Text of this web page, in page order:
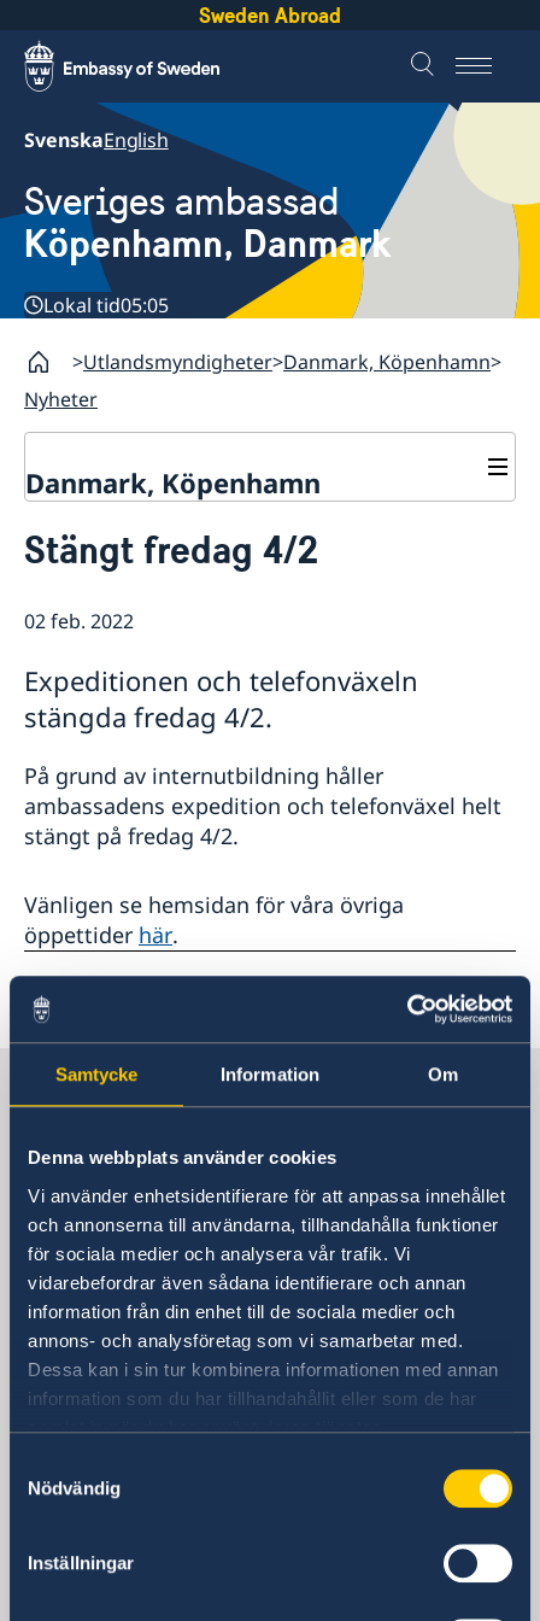
Samtycke Information Om
Denna webbplats använder cookies
Vi använder enhetsidentifierare för att anpassa innehållet
och annonserna till användarna, tillhandahålla funktioner
för sociala medier och analysera vår trafik. Vi
vidarebefordrar även sådana identifierare och annan
information från din enhet till de sociala medier och
annons- och analysföretag som vi samarbetar med.
Dessa kan i sin tur kombinera informationen med annan
information som du har tillhandahållit eller som de har
samlat in när du har använt deras tjänster.
Nödvändig
Inställningar
Sweden Abroad
SvenskaEnglish
Sveriges ambassad
Köpenhamn, Danmark
Lokal tid05:05
Utlandsmyndigheter Danmark, Köpenhamn
Nyheter
Danmark, Köpenhamn
Kontakt/Öppettider
Lediga tjänster
Residenset
Dataskyddspolicy
Ambassaden samarbetar med
Business Sweden
Dansk-Svensk Kulturfond
Svenska kyrkan
Öresunddirekt
Så stöttar vi svenska företag
Team Sweden
Så kan du få stöd
Anmäl handelshinder
Stängt fredag 4/2
02 feb. 2022
Expeditionen och telefonväxeln
stängda fredag 4/2.
På grund av internutbildning håller
ambassadens expedition och telefonväxel helt
stängt på fredag 4/2.
Vänligen se hemsidan för våra övriga
öppettider här.
Senast uppdaterad 02 feb. 2022, 14.10
Sverige i Danmark
Sveriges ambassad
Besöksadress
Sveriges ambassad
Amaliegade 5A
1256 Köpenhamn K
Danmark
Postadress
Amaliegade 5A
1256 Köpenhamn K
Telefonnummer
E-postadress
ambassaden.kopenhamn@gov.se